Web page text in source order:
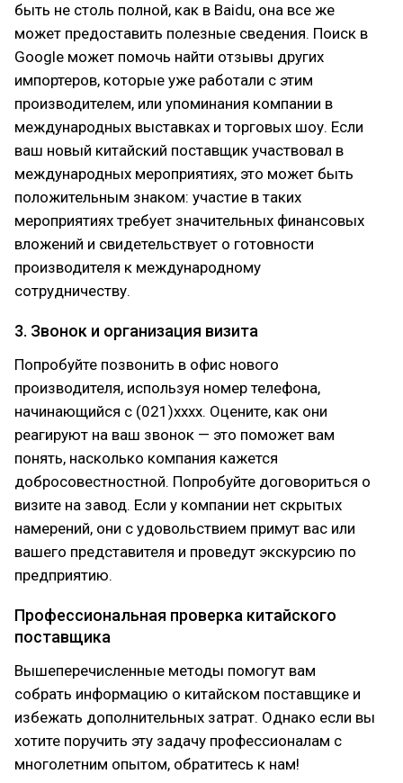
быть не столь полной, как в Baidu, она все же
может предоставить полезные сведения. Поиск в
Google может помочь найти отзывы других
импортеров, которые уже работали с этим
производителем, или упоминания компании в
международных выставках и торговых шоу. Если
ваш новый китайский поставщик участвовал в
международных мероприятиях, это может быть
положительным знаком: участие в таких
мероприятиях требует значительных финансовых
вложений и свидетельствует о готовности
производителя к международному
сотрудничеству.
3. Звонок и организация визита
Попробуйте позвонить в офис нового
производителя, используя номер телефона,
начинающийся с (021)xxxx. Оцените, как они
реагируют на ваш звонок — это поможет вам
понять, насколько компания кажется
добросовестностной. Попробуйте договориться о
визите на завод. Если у компании нет скрытых
намерений, они с удовольствием примут вас или
вашего представителя и проведут экскурсию по
предприятию.
Профессиональная проверка китайского
поставщика
Вышеперечисленные методы помогут вам
собрать информацию о китайском поставщике и
избежать дополнительных затрат. Однако если вы
хотите поручить эту задачу профессионалам с
многолетним опытом, обратитесь к нам!